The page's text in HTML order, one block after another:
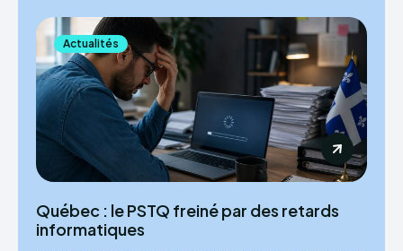
Actualités
Québec : le PSTQ freiné par des retards
informatiques